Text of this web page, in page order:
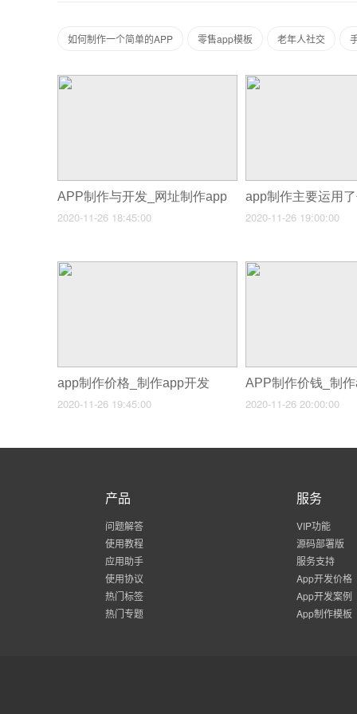
如何制作一个简单的APP 零售app模板 老年人社交
APP制作与开发_网址制作app
2020-11-26 18:45:00 2020-11-26 19:00:00
app制作价格_制作app开发
2020-11-26 19:45:00 2020-11-26 20:00:00
产品
问题解答
使用教程
应用助手
使用协议
热门标签
热门专题
服务
VIP功能
源码部署版
服务支持
App开发价格
App开发案例
App制作模板